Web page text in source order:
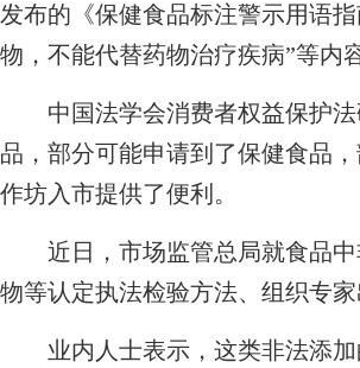
发布的《保健食品标注警示用语
物，不能代替药物治疗疾病”等内容
中国法学会消费者权益保护法
品，部分可能申请到了保健食品
作坊入市提供了便利。
近日，市场监管总局就食品中
物等认定执法检验方法、组织专
业内人士表示，这类非法添加